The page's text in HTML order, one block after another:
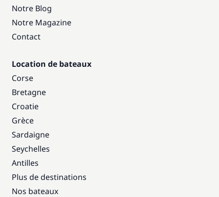
Notre Blog
Notre Magazine
Contact
Location de bateaux
Corse
Bretagne
Croatie
Grèce
Sardaigne
Seychelles
Antilles
Plus de destinations
Nos bateaux